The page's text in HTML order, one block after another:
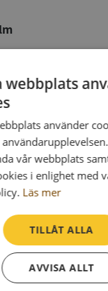
i
i
webbplats
använder
vår webbplats
i enlighet med
Läs mer
TILLÅT ALLA
AVVISA ALLT